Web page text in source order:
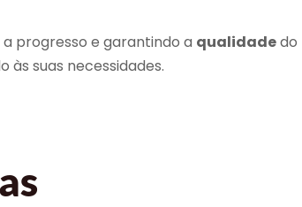
progresso e garantindo a qualidadedo
suas necessidades.